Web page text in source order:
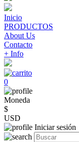
Inicio
PRODUCTOS
About Us
Contacto
+ Info
0
Moneda
$
USD
Iniciar sesión